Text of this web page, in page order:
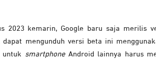
2023 kemarin, Google baru saja merilis
dapat mengunduh versi beta ini
untuk smartphoneAndroid lainnya harus